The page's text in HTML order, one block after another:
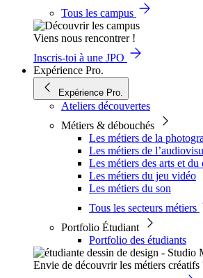
Tous les campus
Viens nous rencontrer !
Inscris-toi à une JPO
Expérience Pro.
Expérience Pro.
Ateliers découvertes
Métiers & débouchés
Les métiers de la
Les métiers de
Les métiers des arts et du
Les métiers du jeu vidéo
Les métiers du son
Tous les secteurs métiers
Portfolio Étudiant
Portfolio des étudiants
Envie de découvrir les métiers créatifs